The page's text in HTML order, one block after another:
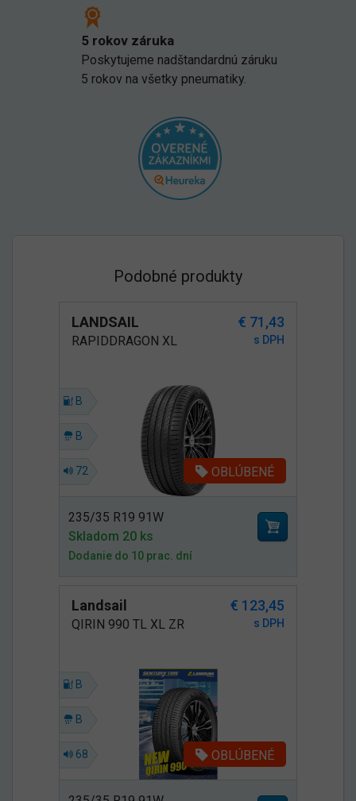
5 rokov záruka
Poskytujeme nadštandardnú záruku
5 rokov na všetky pneumatiky.
Podobné produkty
LANDSAIL € 71,43
RAPIDDRAGON XL s DPH
B
B
72 OBLÚBENÉ
235/35 R19 91W
Skladom 20 ks
Dodanie do 10 prac. dní
Landsail € 123,45
QIRIN 990 TL XL ZR s DPH
B
B
68 OBLÚBENÉ